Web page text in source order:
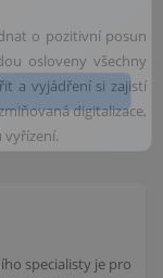
o pozitivní posun
osloveny všechny
a vyjádření si zajistí
digitalizace,
specialisty je pro